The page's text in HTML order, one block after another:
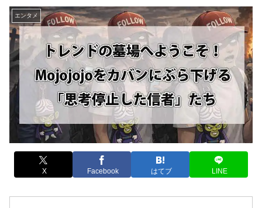
エンタメ
X Facebook はてブ LINE